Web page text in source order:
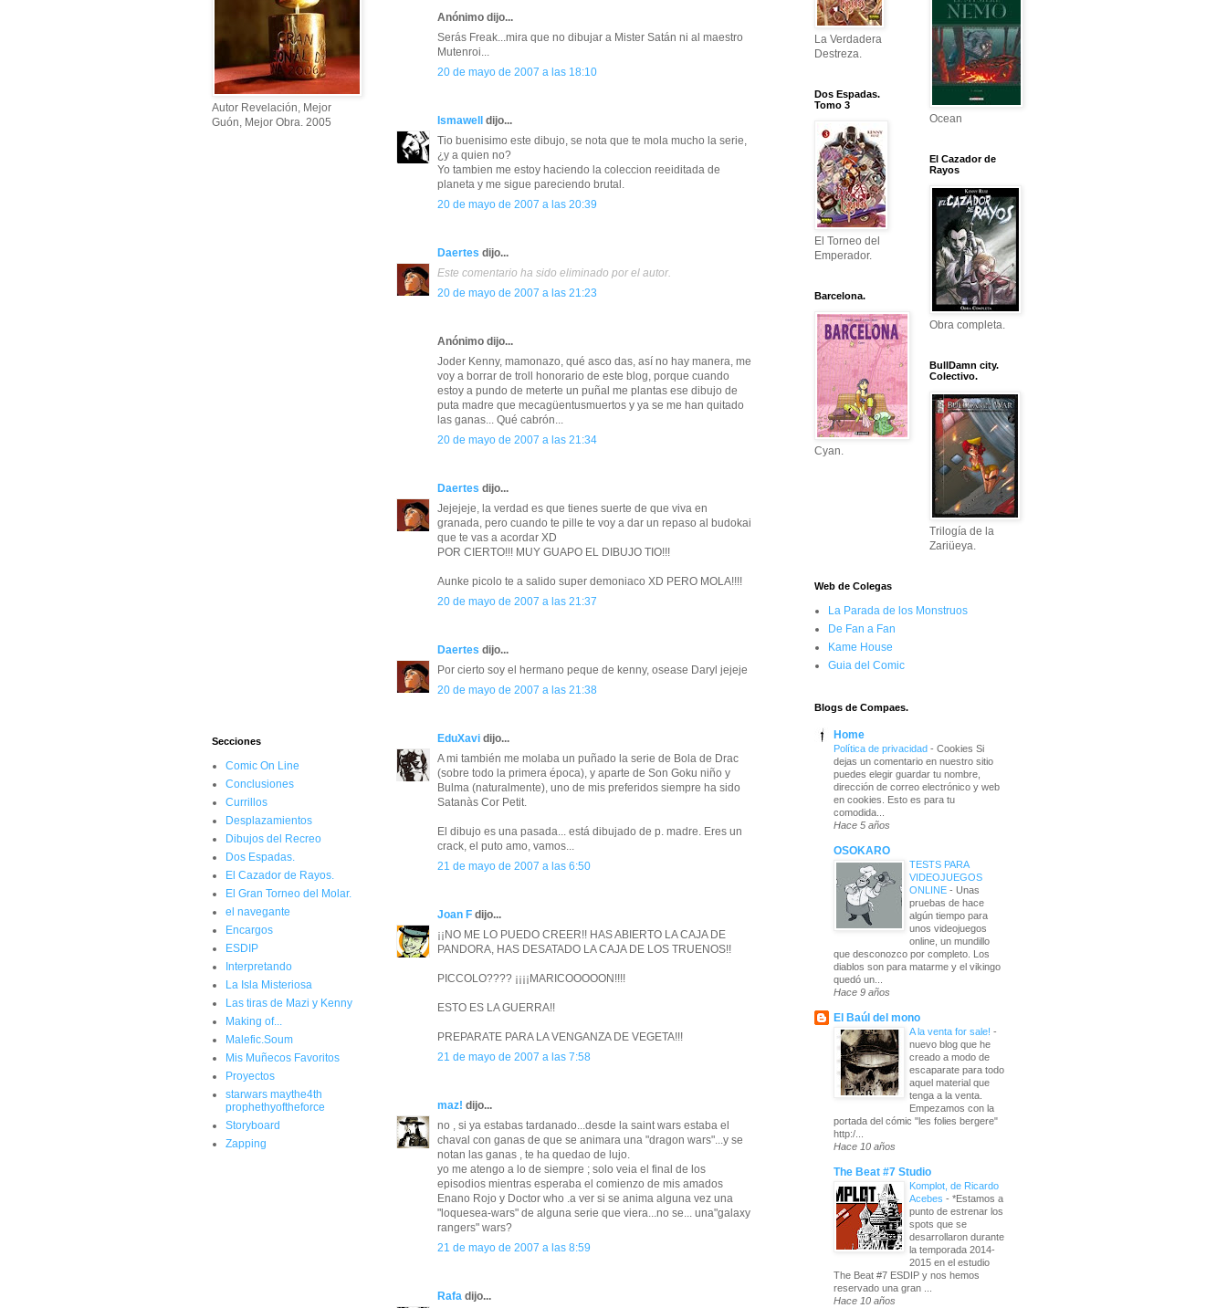
Anónimo dijo...
Serás Freak...mira que no dibujar a Mister Satán ni al maestro
Mutenroi...
20 de mayo de 2007 a las 18:10
Ismawell
dijo...
Tio buenisimo este dibujo, se nota que te mola mucho la serie,
¿y a quien no?
Yo tambien me estoy haciendo la coleccion reeiditada de
planeta y me sigue pareciendo brutal.
20 de mayo de 2007 a las 20:39
Daertes dijo...
Este comentario ha sido eliminado por el autor.
20 de mayo de 2007 a las 21:23
Anónimo dijo...
Joder Kenny, mamonazo, qué asco das, así no hay manera, me
voy a borrar de troll honorario de este blog, porque cuando
estoy a pundo de meterte un puñal me plantas ese dibujo de
puta madre que mecagüentusmuertos y ya se me han quitado
las ganas... Qué cabrón...
20 de mayo de 2007 a las 21:34
Daertes dijo...
Jejejeje, la verdad es que tienes suerte de que viva en
granada, pero cuando te pille te voy a dar un repaso al budokai
que te vas a acordar XD
POR CIERTO!!! MUY GUAPO EL DIBUJO TIO!!!
Aunke picolo te a salido super demoniaco XD PERO MOLA!!!!
20 de mayo de 2007 a las 21:37
Daertes dijo...
Por cierto soy el hermano peque de kenny, osease Daryl jejeje
20 de mayo de 2007 a las 21:38
EduXavi dijo...
A mi también me molaba un puñado la serie de Bola de Drac
(sobre todo la primera época), y aparte de Son Goku niño y
Bulma (naturalmente), uno de mis preferidos siempre ha sido
Satanàs Cor Petit.
El dibujo es una pasada... está dibujado de p. madre. Eres un
crack, el puto amo, vamos...
21 de mayo de 2007 a las 6:50
Joan F dijo...
¡¡NO ME LO PUEDO CREER!! HAS ABIERTO LA CAJA DE
PANDORA, HAS DESATADO LA CAJA DE LOS TRUENOS!!
PICCOLO???? ¡¡¡¡MARICOOOOON!!!!
ESTO ES LA GUERRA!!
PREPARATE PARA LA VENGANZA DE VEGETA!!!
21 de mayo de 2007 a las 7:58
maz! dijo...
no , si ya estabas tardanado...desde la saint wars estaba el
chaval con ganas de que se animara una "dragon wars"...y se
notan las ganas , te ha quedao de lujo.
yo me atengo a lo de siempre ; solo veia el final de los
episodios mientras esperaba el comienzo de mis amados
Enano Rojo y Doctor who .a ver si se anima alguna vez una
"loquesea-wars" de alguna serie que viera...no se... una"galaxy
rangers" wars?
21 de mayo de 2007 a las 8:59
Rafa dijo...
Autor Revelación, Mejor
Guón, Mejor Obra. 2005
Secciones
Comic On Line
Conclusiones
Currillos
Desplazamientos
Dibujos del Recreo
Dos Espadas.
El Cazador de Rayos.
El Gran Torneo del Molar.
el navegante
Encargos
ESDIP
Interpretando
La Isla Misteriosa
Las tiras de Mazi y Kenny
Making of...
Malefic.Soum
Mis Muñecos Favoritos
Proyectos
starwars maythe4th
prophethyoftheforce
Storyboard
Zapping
La Verdadera
Destreza.
Dos Espadas.
Tomo 3
El Torneo del
Emperador.
Barcelona.
Cyan.
Ocean
El Cazador de
Rayos
Obra completa.
BullDamn city.
Colectivo.
Trilogía de la
Zariüeya.
Web de Colegas
La Parada de los Monstruos
De Fan a Fan
Kame House
Guia del Comic
Blogs de Compaes.
Home
Política de privacidad - Cookies Si
dejas un comentario en nuestro sitio
puedes elegir guardar tu nombre,
dirección de correo electrónico y web
en cookies. Esto es para tu
comodida...
Hace 5 años
OSOKARO
TESTS PARA
VIDEOJUEGOS
ONLINE - Unas
pruebas de hace
algún tiempo para
unos videojuegos
online, un mundillo
que desconozco por completo. Los
diablos son para matarme y el vikingo
quedó un...
Hace 9 años
El Baúl del mono
A la venta for sale! -
nuevo blog que he
creado a modo de
escaparate para todo
aquel material que
tenga a la venta.
Empezamos con la
portada del cómic "les folies bergere"
http:/...
Hace 10 años
The Beat #7 Studio
Komplot, de Ricardo
Acebes - *Estamos a
punto de estrenar los
spots que se
desarrollaron durante
la temporada 2014-
2015 en el estudio
The Beat #7 ESDIP y nos hemos
reservado una gran ...
Hace 10 años